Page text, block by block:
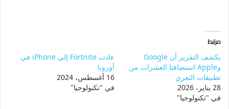
مرتبط
يكشف التقرير أن Google
وApple استضافتا العشرات من
تطبيقات التعري
28 يناير، 2026
في "تكنولوجيا"
عادت Fortnite إلى iPhone في
أوروبا
16 أغسطس، 2024
في "تكنولوجيا"